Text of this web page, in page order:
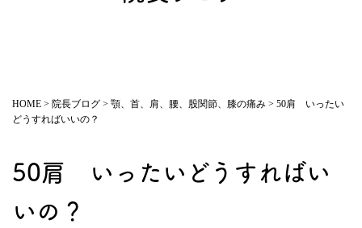
HOME > 院長ブログ > 顎、首、肩、腰、股関節、膝の痛み > 50肩 いったい
どうすればいいの？
50肩 いったいどうすればい
いの？